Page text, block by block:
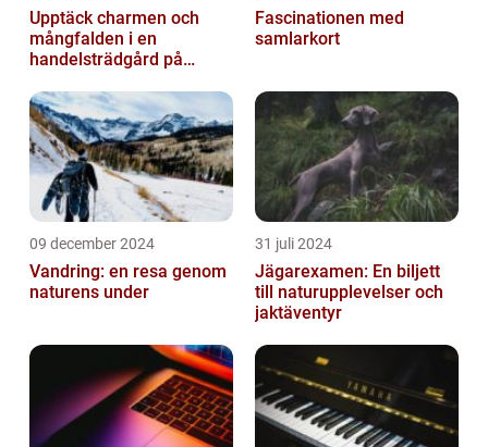
Upptäck charmen och
mångfalden i en
handelsträdgård på
Fascinationen med
samlarkort
09 december 2024
Vandring: en resa genom
naturens under
31 juli 2024
Jägarexamen: En biljett
till naturupplevelser och
jaktäventyr